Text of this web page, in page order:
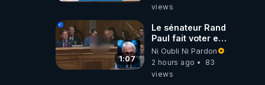
views
1:07
Le sénateur Rand
Paul fait voter en
commission
l'outrage au
Congrès contre
Ni Oubli Ni Pardon
2 hours ago
83
views